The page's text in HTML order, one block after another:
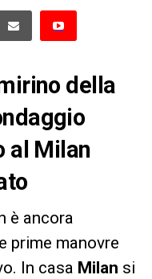
della
al Milan
è ancora
prime manovre
In casa Milan si